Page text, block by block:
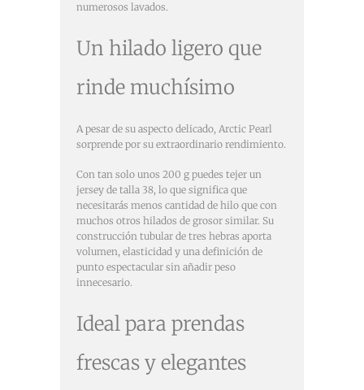
numerosos lavados.
Un hilado ligero que
rinde muchísimo
A pesar de su aspecto delicado, Arctic Pearl
sorprende por su extraordinario rendimiento.
Con tan solo unos 200 g puedes tejer un
jersey de talla 38, lo que significa que
necesitarás menos cantidad de hilo que con
muchos otros hilados de grosor similar. Su
construcción tubular de tres hebras aporta
volumen, elasticidad y una definición de
punto espectacular sin añadir peso
innecesario.
Ideal para prendas
frescas y elegantes